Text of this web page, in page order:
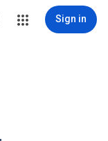
Sign in